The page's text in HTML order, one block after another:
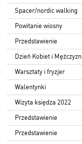
Spacer/nordic walking
Powitanie wiosny
Przedstawienie
Dzień Kobiet i Mężczyzn
Warsztaty i fryzjer
Walentynki
Wizyta księdza 2022
Przedstawienie
Przedstawienie